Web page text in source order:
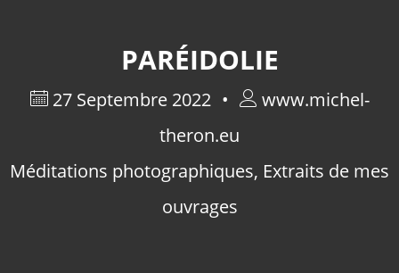
PARÉIDOLIE
27 Septembre 2022
www.michel-
theron.eu
Méditations photographiques, Extraits de mes
ouvrages